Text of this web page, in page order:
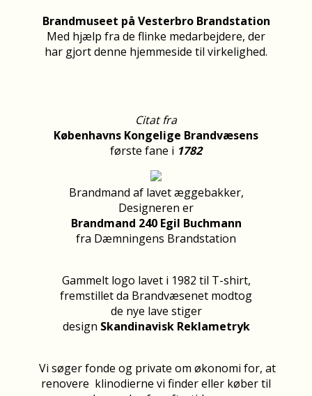
Brandmuseet på Vesterbro Brandstation
Med hjælp fra de flinke medarbejdere, der
har gjort denne hjemmeside til virkelighed.
Citat fra
Københavns Kongelige Brandvæsens
første fane i 1782
Brandmand af lavet æggebakker,
Designeren er
Brandmand 240 Egil Buchmann
fra Dæmningens Brandstation
Gammelt logo lavet i 1982 til T-shirt,
fremstillet da Brandvæsenet modtog
de nye lave stiger
design Skandinavisk Reklametryk
Vi søger fonde og private om økonomi for, at
renovere klinodierne vi finder eller køber til